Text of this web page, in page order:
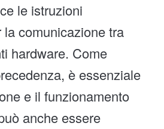
le istruzioni
comunicazione tra
hardware. Come
è essenziale
e il funzionamento
anche essere